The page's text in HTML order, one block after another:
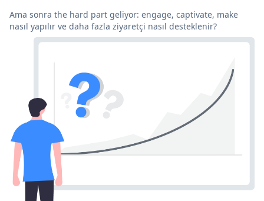
Ama sonra the hard part geliyor: engage, captivate, make
nasıl yapılır ve daha fazla ziyaretçi nasıl desteklenir?